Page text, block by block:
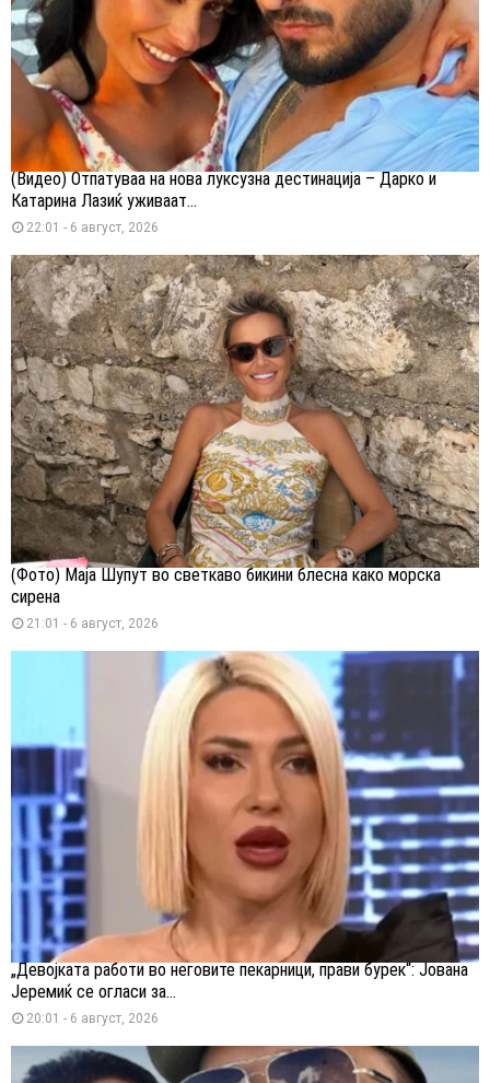
(Видео) Отпатуваа на нова луксузна дестинација – Дарко и
Катарина Лазиќ уживаат...
22:01 - 6 август, 2026
(Фото) Маја Шупут во светкаво бикини блесна како морска
сирена
21:01 - 6 август, 2026
„Девојката работи во неговите пекарници, прави бурек“: Јована
Јеремиќ се огласи за...
20:01 - 6 август, 2026